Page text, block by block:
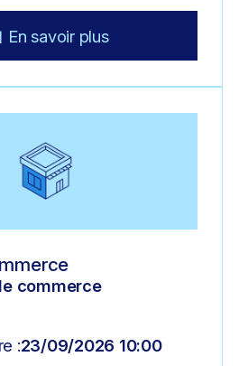
En savoir plus
commerce
:23/09/2026 10:00